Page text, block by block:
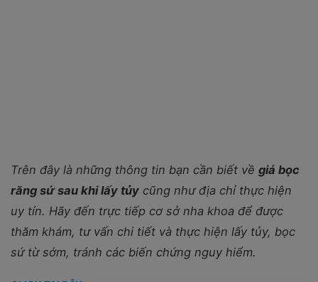
Trên đây là những thông tin bạn cần biết về giá bọc
răng sứ sau khi lấy tủy cũng như địa chỉ thực hiện
uy tín. Hãy đến trực tiếp cơ sở nha khoa để được
thăm khám, tư vấn chi tiết và thực hiện lấy tủy, bọc
sứ từ sớm, tránh các biến chứng nguy hiểm.